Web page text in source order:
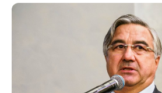
Марселя Миннуллина
министра, только врио в лице
Ожидается, что финальное
главы минздрава РТ состоится
выборов раиса 14 сентября.